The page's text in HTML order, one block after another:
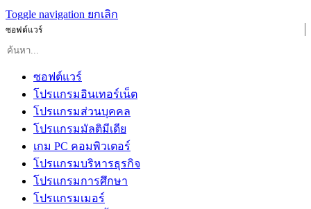
Toggle navigation ยกเลิก
ซอฟต์แวร์
ซอฟต์แวร์
โปรแกรมอินเทอร์เน็ต
โปรแกรมส่วนบุคคล
โปรแกรมมัลติมีเดีย
เกม PC คอมพิวเตอร์
โปรแกรมบริหารธุรกิจ
โปรแกรมการศึกษา
โปรแกรมเมอร์